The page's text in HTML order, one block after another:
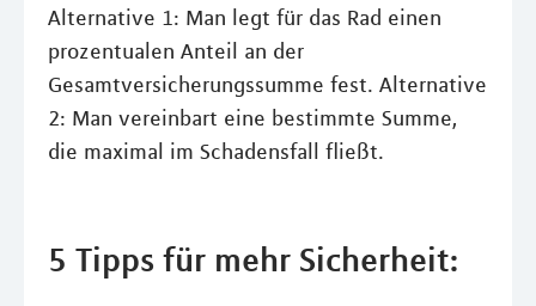
Alternative 1: Man legt für das Rad einen
prozentualen Anteil an der
Gesamtversicherungssumme fest. Alternative
2: Man vereinbart eine bestimmte Summe,
die maximal im Schadensfall fließt.
5 Tipps für mehr Sicherheit: